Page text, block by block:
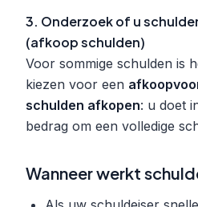
3. Onderzoek of u
(afkoop schulden)
Voor sommige schulden is
kiezen voor een
schulden afkopen: u doet
bedrag om een volledige
Wanneer werkt